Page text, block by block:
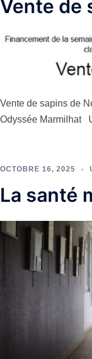
Vente de
Vente de sapins de
Odyssée Marmilhat
OCTOBRE 16, 2025
La santé